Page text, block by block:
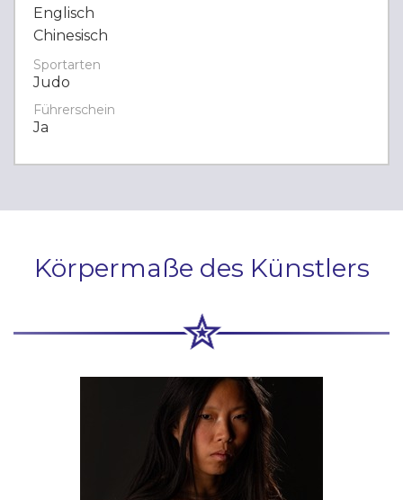
Englisch
Chinesisch
Sportarten
Judo
Führerschein
Ja
Körpermaße des Künstlers